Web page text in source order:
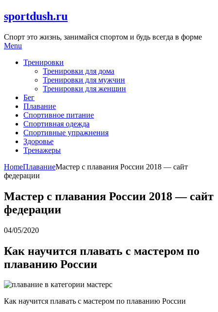
Skip
to
sportdush.ru
Спорт это жизнь, занимайся спортом и будь всегда в форме
Menu
Тренировки
Тренировки для дома
Тренировки для мужчин
Тренировки для женщин
Бег
Плавание
Спортивное питание
Спортивная одежда
Спортивные упражнения
Здоровье
Тренажеры
HomeПлаваниеМастер с плавания России 2018 — сайт
федерации
Мастер с плавания России 2018 — сайт
федерации
04/05/2020
Как научится плавать с мастером по
плаванию России
Как научится плавать с мастером по плаванию России